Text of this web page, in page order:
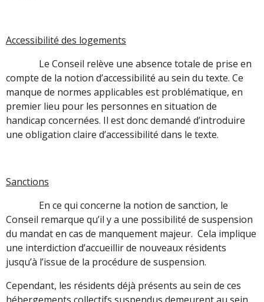
Accessibilité des logements
Le Conseil relève une absence totale de prise en
compte de la notion d’accessibilité au sein du texte. Ce
manque de normes applicables est problématique, en
premier lieu pour les personnes en situation de
handicap concernées. Il est donc demandé d’introduire
une obligation claire d’accessibilité dans le texte.
Sanctions
En ce qui concerne la notion de sanction, le
Conseil remarque qu’il y a une possibilité de suspension
du mandat en cas de manquement majeur. Cela implique
une interdiction d’accueillir de nouveaux résidents
jusqu’à l’issue de la procédure de suspension.
Cependant, les résidents déjà présents au sein de ces
hébergements collectifs suspendus demeurent au sein